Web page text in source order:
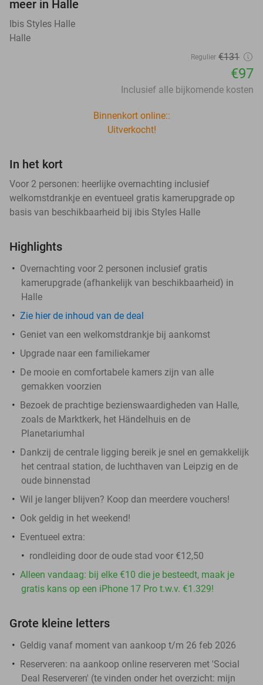
meer in Halle
Ibis Styles Halle
Halle
Regulier €131
€97
Inclusief alle bijkomende kosten
Binnenkort online::
Uitverkocht!
In het kort
Voor 2 personen: heerlijke overnachting inclusief
welkomstdrankje en eventueel gratis kamerupgrade op
basis van beschikbaarheid bij ibis Styles Halle
Highlights
Overnachting voor 2 personen inclusief gratis
kamerupgrade (afhankelijk van beschikbaarheid) in
Halle
Zie hier de inhoud van de deal
Geniet van een welkomstdrankje bij aankomst
Upgrade naar een familiekamer
De mooie en comfortabele kamers zijn van alle
gemakken voorzien
Bezoek de prachtige bezienswaardigheden van Halle,
zoals de Marktkerk, het Händelhuis en de
Planetariumhal
Dankzij de centrale ligging bereik je snel en gemakkelijk
het centraal station, de luchthaven van Leipzig en de
oude binnenstad
Wil je langer blijven? Koop dan meerdere vouchers!
Ook geldig in het weekend!
Eventueel extra:
rondleiding door de oude stad voor €12,50
Alleen vandaag: bij elke €10 die je besteedt, maak je
gratis kans op een iPhone 17 Pro t.w.v. €1.329!
Grote kleine letters
Geldig vanaf moment van aankoop t/m 26 feb 2026
Reserveren: na aankoop online reserveren met 'Social
Deal Reserveren' (te vinden onder het overzicht: mijn